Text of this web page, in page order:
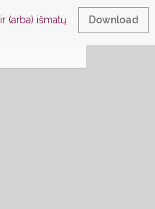
(arba) išmatų nelaikymą,
Download